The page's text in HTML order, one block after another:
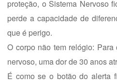
proteção, o Sistema Nervoso
perde a capacidade de
que é perigo.
O corpo não tem relógio:
nervoso, uma dor de 30 anos
É como se o botão do alerta